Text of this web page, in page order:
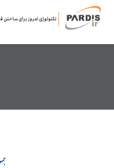
تکنولوژی امروز برای ساختن